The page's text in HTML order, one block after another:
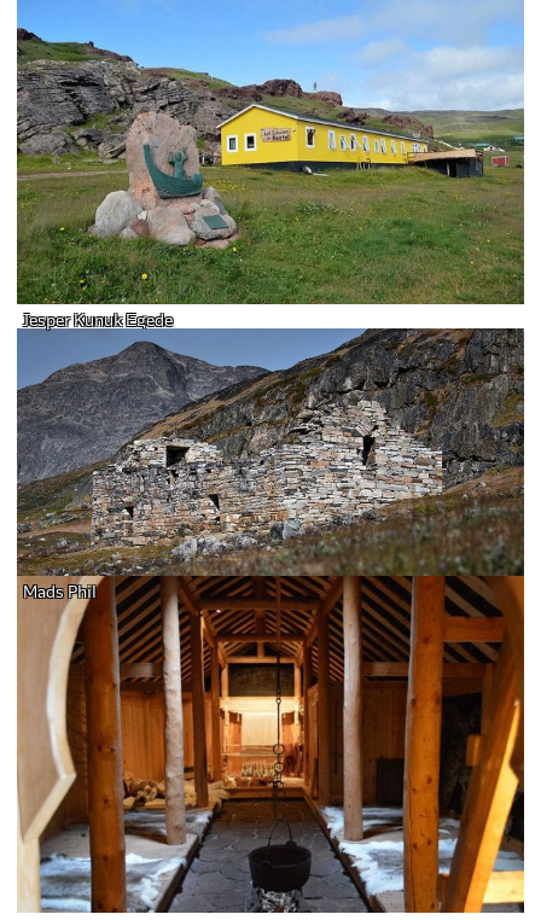
Jesper Kunuk Egede
Mads Phil